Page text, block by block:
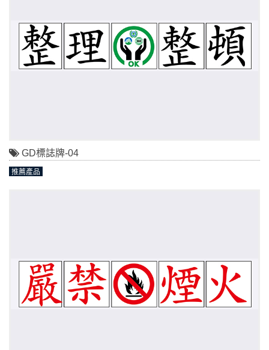
GD標誌牌-04
推薦產品